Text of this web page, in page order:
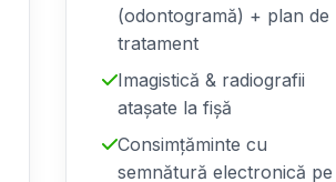
(odontogramă) + plan de
tratament
Imagistică & radiografii
atașate la fișă
Consimțăminte cu
semnătură electronică pe